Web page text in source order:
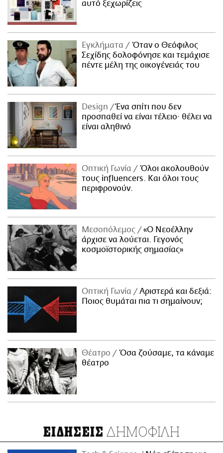
αυτό ξεχωρίζεις
Εγκλήματα
Όταν ο Θεόφιλος
Σεχίδης δολοφόνησε και τεμάχισε
πέντε μέλη της οικογένειάς του
Design
Ένα σπίτι που δεν
προσπαθεί να είναι τέλειο· θέλει να
είναι αληθινό
Οπτική Γωνία
Όλοι ακολουθούν
τους influencers. Και όλοι τους
περιφρονούν.
Μεσοπόλεμος
«Ο Νεοέλλην
άρχισε να λούεται. Γεγονός
κοσμοϊστορικής σημασίας»
Οπτική Γωνία
Αριστερά και δεξιά:
Ποιος θυμάται πια τι σημαίνουν;
Θέατρο
Όσα ζούσαμε, τα κάναμε
θέατρο
ΕΙΔΗΣΕΙΣ ΔΗΜΟΦΙΛΗ